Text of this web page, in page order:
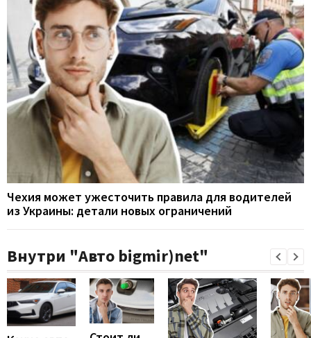
Чехия может ужесточить правила для водителей
из Украины: детали новых ограничений
Внутри "Авто bigmir)net"